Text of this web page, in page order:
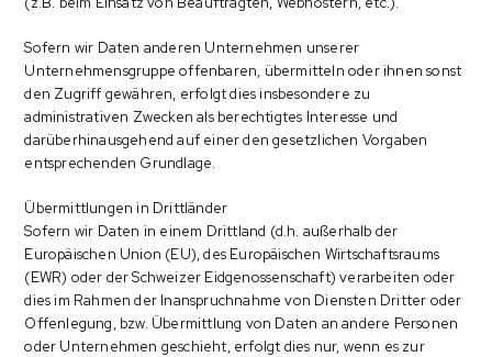
Sofern wir Daten anderen Unternehmen unserer
Unternehmensgruppe offenbaren, übermitteln oder ihnen sonst
den Zugriff gewähren, erfolgt dies insbesondere zu
administrativen Zwecken als berechtigtes Interesse und
darüberhinausgehend auf einer den gesetzlichen Vorgaben
entsprechenden Grundlage.
Übermittlungen in Drittländer
Sofern wir Daten in einem Drittland (d.h. außerhalb der
Europäischen Union (EU), des Europäischen Wirtschaftsraums
(EWR) oder der Schweizer Eidgenossenschaft) verarbeiten oder
dies im Rahmen der Inanspruchnahme von Diensten Dritter oder
Offenlegung, bzw. Übermittlung von Daten an andere Personen
oder Unternehmen geschieht, erfolgt dies nur, wenn es zur